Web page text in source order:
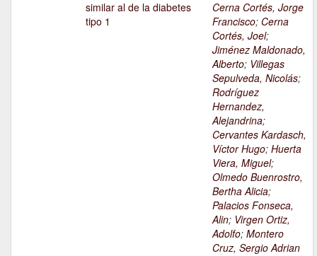
similar al de la diabetes
tipo 1
Cerna Cortés, Jorge
Francisco; Cerna
Cortés, Joel;
Jiménez Maldonado,
Alberto; Villegas
Sepulveda, Nicolás;
Rodríguez
Hernandez,
Alejandrina;
Cervantes Kardasch,
Víctor Hugo; Huerta
Viera, Miguel;
Olmedo Buenrostro,
Bertha Alicia;
Palacios Fonseca,
Alin; Virgen Ortiz,
Adolfo; Montero
Cruz, Sergio Adrian